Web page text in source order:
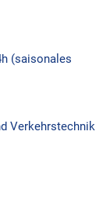
(saisonales
Verkehrstechnik